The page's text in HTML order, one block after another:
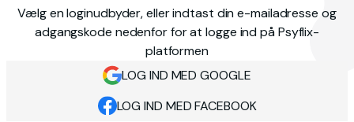
Vælg en loginudbyder, eller indtast din e-mailadresse og
adgangskode nedenfor for at logge ind på Psyflix-
platformen
LOG IND MED GOOGLE
LOG IND MED FACEBOOK